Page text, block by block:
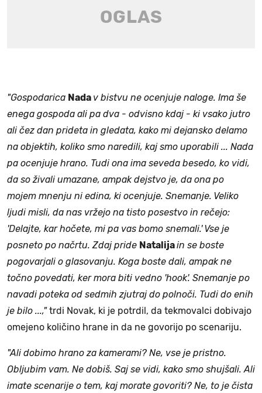
"Gospodarica Nada v bistvu ne ocenjuje naloge. Ima še
enega gospoda ali pa dva - odvisno kdaj - ki vsako jutro
ali čez dan prideta in gledata, kako mi dejansko delamo
na objektih, koliko smo naredili, kaj smo uporabili ... Nada
pa ocenjuje hrano. Tudi ona ima seveda besedo, ko vidi,
da so živali umazane, ampak dejstvo je, da ona po
mojem mnenju ni edina, ki ocenjuje. Snemanje. Veliko
ljudi misli, da nas vržejo na tisto posestvo in rečejo:
'Delajte, kar hočete, mi pa vas bomo snemali.' Vse je
posneto po načrtu. Zdaj pride Natalijain se boste
pogovarjali o glasovanju. Koga boste dali, ampak ne
točno povedati, ker mora biti vedno 'hook'. Snemanje po
navadi poteka od sedmih zjutraj do polnoči. Tudi do enih
je bilo ...,"trdi Novak, ki je potrdil, da tekmovalci dobivajo
omejeno količino hrane in da ne govorijo po scenariju.
"Ali dobimo hrano za kamerami? Ne, vse je pristno.
Obljubim vam. Ne dobiš. Saj se vidi, kako smo shujšali. Ali
imate scenarije o tem, kaj morate govoriti? Ne, to je čista